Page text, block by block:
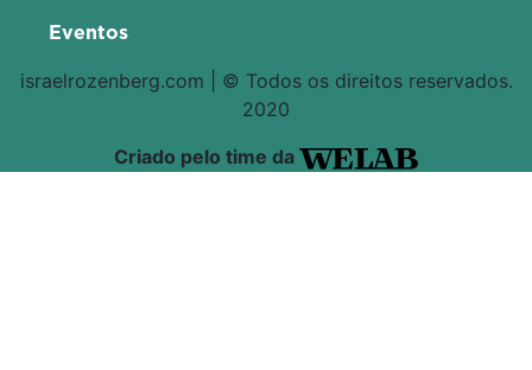
Eventos
israelrozenberg.com | © Todos os direitos reservados.
2020
Criado pelo time da